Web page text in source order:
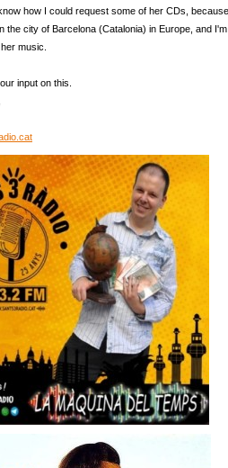
how I could request some of her CDs,
the city of Barcelona (Catalonia) in Europe, and
music.
input on this.